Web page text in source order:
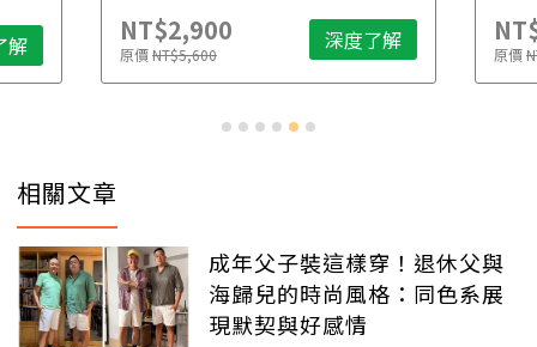
解 NT$2,900
原價NT$5,600 深度了解 原價
相關文章
成年父子裝這樣穿！退休父與
海歸兒的時尚風格：同色系展
現默契與好感情